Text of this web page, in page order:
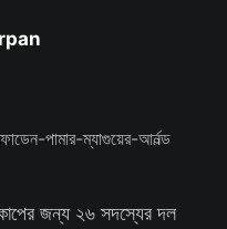
জন্য ২৬ সদস্যের দল